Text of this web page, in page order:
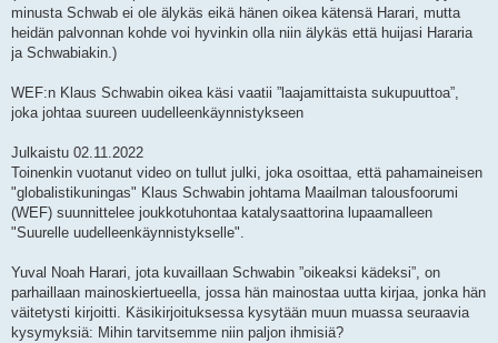
minusta Schwab ei ole älykäs eikä hänen oikea kätensä Harari, mutta
heidän palvonnan kohde voi hyvinkin olla niin älykäs että huijasi Hararia
ja Schwabiakin.)
WEF:n Klaus Schwabin oikea käsi vaatii ”laajamittaista sukupuuttoa”,
joka johtaa suureen uudelleenkäynnistykseen
Julkaistu 02.11.2022
Toinenkin vuotanut video on tullut julki, joka osoittaa, että pahamaineisen
"globalistikuningas" Klaus Schwabin johtama Maailman talousfoorumi
(WEF) suunnittelee joukkotuhontaa katalysaattorina lupaamalleen
"Suurelle uudelleenkäynnistykselle".
Yuval Noah Harari, jota kuvaillaan Schwabin ”oikeaksi kädeksi”, on
parhaillaan mainoskiertueella, jossa hän mainostaa uutta kirjaa, jonka hän
väitetysti kirjoitti. Käsikirjoituksessa kysytään muun muassa seuraavia
kysymyksiä: Mihin tarvitsemme niin paljon ihmisiä?